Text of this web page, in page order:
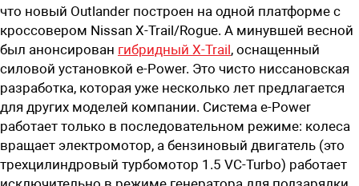
что новый Outlander построен на одной платформе с
кроссовером Nissan X-Trail/Rogue. А минувшей весной
был анонсирован гибридный X-Trail, оснащенный
силовой установкой e-Power. Это чисто ниссановская
разработка, которая уже несколько лет предлагается
для других моделей компании. Система e-Power
работает только в последовательном режиме: колеса
вращает электромотор, а бензиновый двигатель (это
трехцилиндровый турбомотор 1.5 VC-Turbo) работает